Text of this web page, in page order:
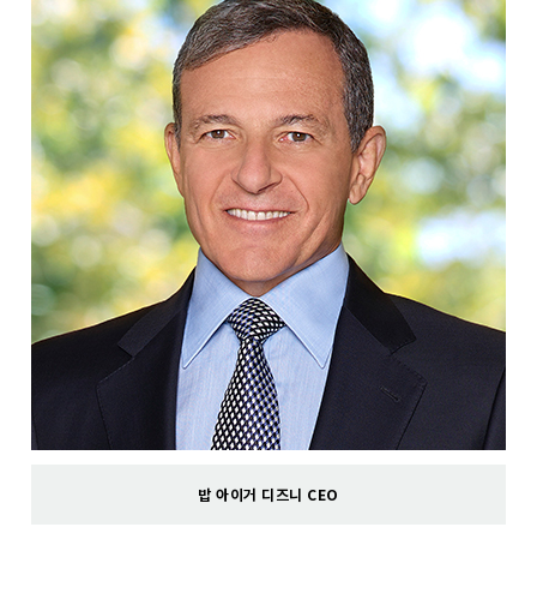
밥 아이거 디즈니 CEO